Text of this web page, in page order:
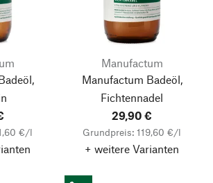
€/l
Manufactum
Manufactum Badeöl,
Fichtennadel
29,90 €
Grundpreis: 119,60 €/l
+ weitere Varianten